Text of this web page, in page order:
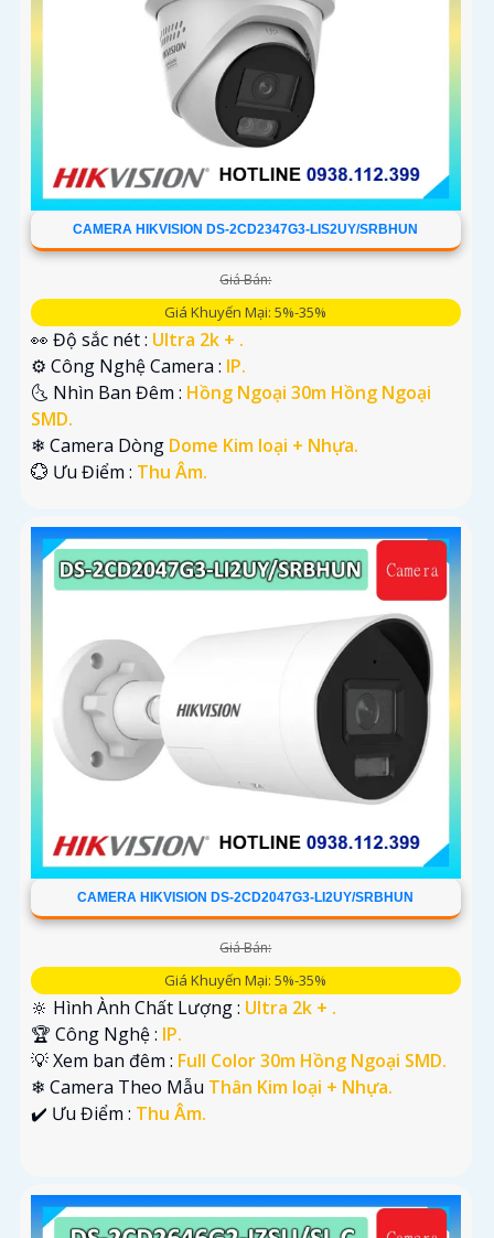
CAMERA HIKVISION DS-2CD2347G3-LIS2UY/SRBHUN
Giá Bán:
Giá Khuyến Mại: 5%-35%
👀 Độ sắc nét : Ultra 2k + .
⚙ Công Nghệ Camera : IP.
🌜 Nhìn Ban Đêm : Hồng Ngoại 30m Hồng Ngoại
SMD.
❄ Camera Dòng Dome Kim loại + Nhựa.
️💮 Ưu Điểm : Thu Âm.
CAMERA HIKVISION DS-2CD2047G3-LI2UY/SRBHUN
Giá Bán:
Giá Khuyến Mại: 5%-35%
🔆 Hình Ành Chất Lượng : Ultra 2k + .
🏆 Công Nghệ : IP.
💡 Xem ban đêm : Full Color 30m Hồng Ngoại SMD.
❄ Camera Theo Mẫu Thân Kim loại + Nhựa.
️✔️ Ưu Điểm : Thu Âm.